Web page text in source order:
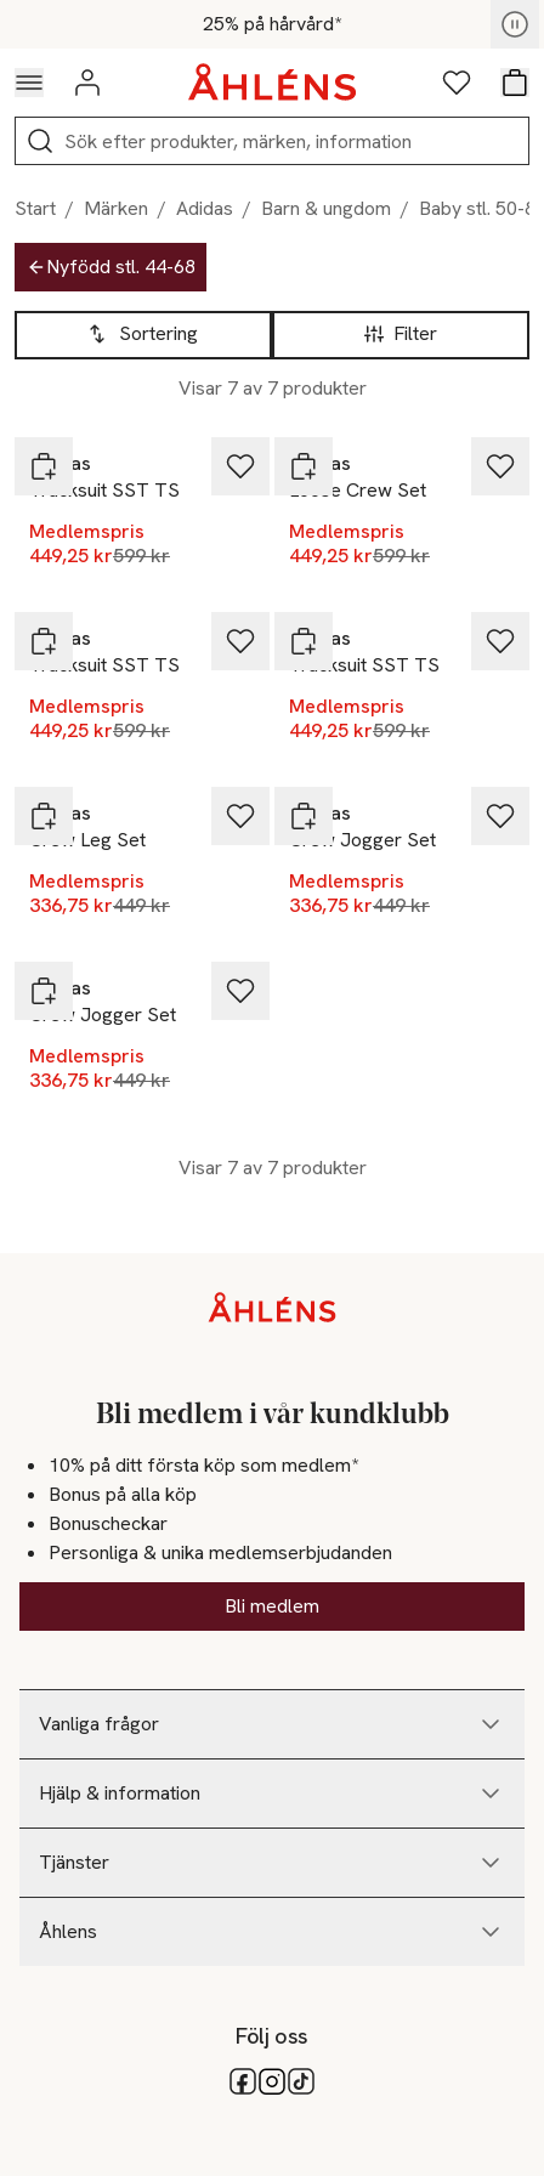
Hoppa till navigationsmenyn25% på hårvård*
För medlemmar - Shoppa nu
Logga in Favoriter
Sök
Start / Märken / Adidas / Barn & ungdom / Baby stl. 50-
Hoppa till produktsidan
Nyfödd stl. 44-68
Hoppa till produktsidan
Filter
Sortering
Visar 7 av 7 produkter
Lista över produkter
Adidas
Tracksuit SST TS
Medlemspris
449,25 krLägsta pris 30 dagar
599 kr
Adidas
Loose Crew Set
Medlemspris
449,25 krLägsta pris 30
599 kr
Adidas
Tracksuit SST TS
Medlemspris
449,25 krLägsta pris 30 dagar
599 kr
Adidas
Tracksuit SST TS
Medlemspris
449,25 krLägsta pris 30
599 kr
Adidas
Crew Leg Set
Medlemspris
336,75 krLägsta pris 30 dagar
449 kr
Adidas
Crew Jogger Set
Medlemspris
336,75 krLägsta pris 30
449 kr
Adidas
Crew Jogger Set
Medlemspris
336,75 krLägsta pris 30 dagar
449 kr
Visar 7 av 7 produkter
Vanliga frågor
Hjälp & information
Tjänster
Åhlens
Bli medlem i vår kundklubb
10% på ditt första köp som medlem*
Bonus på alla köp
Bonuscheckar
Personliga & unika medlemserbjudanden
Bli medlem
Följ oss